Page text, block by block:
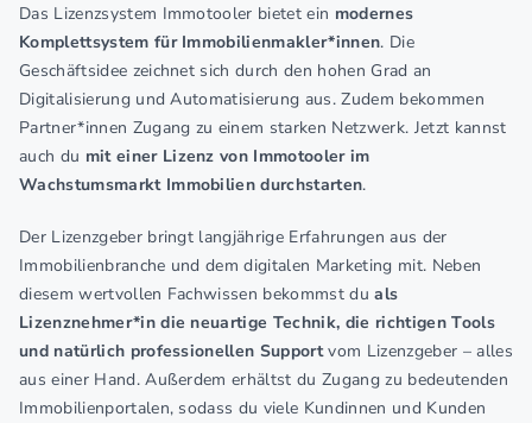
Das Lizenzsystem Immotooler bietet ein modernes
Komplettsystem für Immobilienmakler*innen. Die
Geschäftsidee zeichnet sich durch den hohen Grad an
Digitalisierung und Automatisierung aus. Zudem bekommen
Partner*innen Zugang zu einem starken Netzwerk. Jetzt kannst
auch du mit einer Lizenz von Immotooler im
Wachstumsmarkt Immobilien durchstarten.
Der Lizenzgeber bringt langjährige Erfahrungen aus der
Immobilienbranche und dem digitalen Marketing mit. Neben
diesem wertvollen Fachwissen bekommst duals
Lizenznehmer*in die neuartige Technik, die richtigen Tools
und natürlich professionellen Supportvom Lizenzgeber – alles
aus einer Hand. Außerdem erhältst du Zugang zu bedeutenden
Immobilienportalen, sodass du viele Kundinnen und Kunden